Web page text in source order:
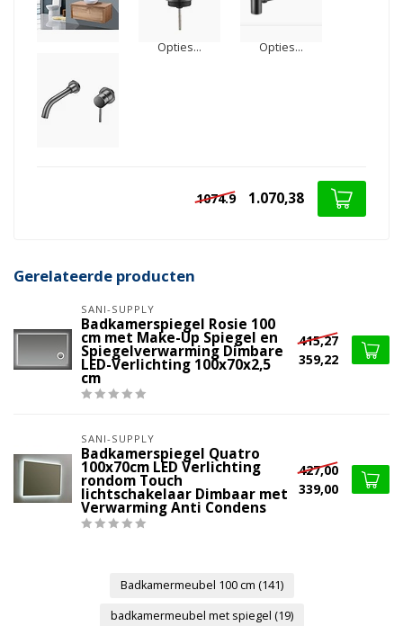
Opties... Opties...
1074.9 1.070,38
Gerelateerde producten
SANI-SUPPLY
Badkamerspiegel Rosie 100
cm met Make-Up Spiegel en
Spiegelverwarming Dimbare
LED-Verlichting 100x70x2,5
cm
415,27
359,22
SANI-SUPPLY
Badkamerspiegel Quatro
100x70cm LED Verlichting
rondom Touch
lichtschakelaar Dimbaar met
Verwarming Anti Condens
427,00
339,00
Badkamermeubel 100 cm (141)
badkamermeubel met spiegel (19)